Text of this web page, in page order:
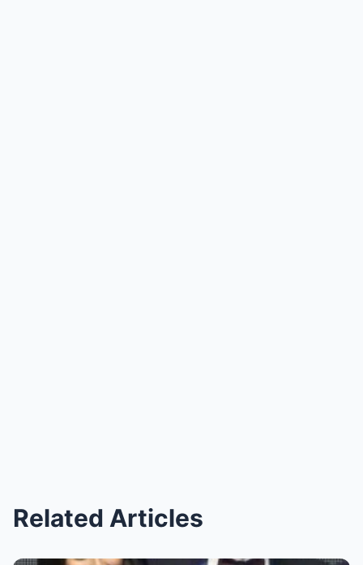
Related Articles